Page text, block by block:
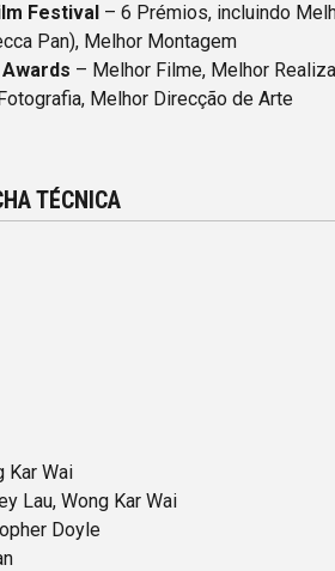
Festival – 6 Prémios, incluindo
Pan), Melhor Montagem
– Melhor Filme, Melhor
Melhor Direcção de Arte
TÉCNICA
Kar Wai
Lau, Wong Kar Wai
Doyle